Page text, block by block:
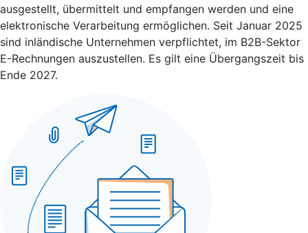
ausgestellt, übermittelt und empfangen werden und eine
elektronische Verarbeitung ermöglichen. Seit Januar 2025
sind inländische Unternehmen verpflichtet, im B2B-Sektor
E-Rechnungen auszustellen. Es gilt eine Übergangszeit bis
Ende 2027.